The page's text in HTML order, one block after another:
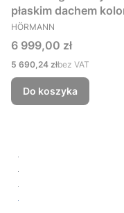
płaskim dachem
229x181 cm
PRODUCENT
HÖRMANN
Cena
6 999,00 zł
Cena
5 690,24 złbez VAT
Do koszyka